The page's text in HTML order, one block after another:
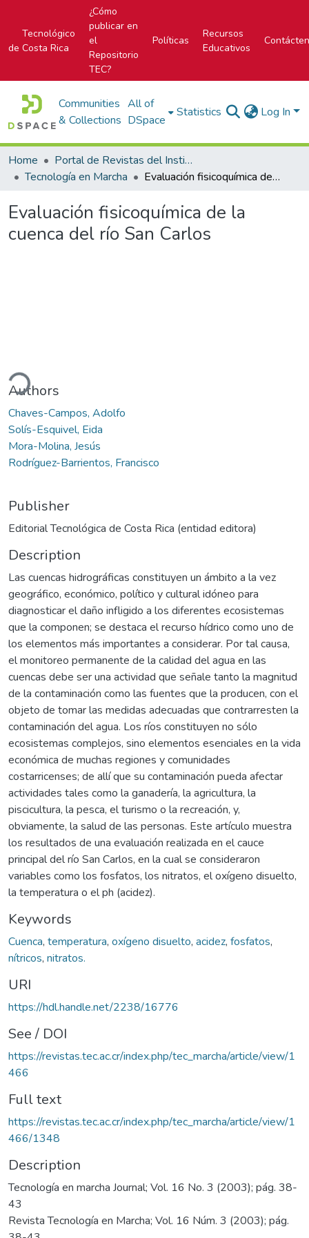
Tecnológico
de Costa Rica
¿Cómo
publicar en
el
Repositorio
TEC?
Políticas
Recursos
Educativos
Communities
& Collections
All of
DSpace
Statistics Log In
Home
Portal de Revistas del Instituto Tecnológico de Costa Rica
Tecnología en Marcha
Evaluación fisicoquímica de la cuenca del río San Carlos
Evaluación fisicoquímica de la
cuenca del río San Carlos
Authors
Chaves-Campos, Adolfo
Solís-Esquivel, Eida
Mora-Molina, Jesús
Rodríguez-Barrientos, Francisco
Publisher
Editorial Tecnológica de Costa Rica (entidad editora)
Description
Las cuencas hidrográficas constituyen un ámbito a la vez
geográfico, económico, político y cultural idóneo para
diagnosticar el daño infligido a los diferentes ecosistemas
que la componen; se destaca el recurso hídrico como uno de
los elementos más importantes a considerar. Por tal causa,
el monitoreo permanente de la calidad del agua en las
cuencas debe ser una actividad que señale tanto la magnitud
de la contaminación como las fuentes que la producen, con el
objeto de tomar las medidas adecuadas que contrarresten la
contaminación del agua. Los ríos constituyen no sólo
ecosistemas complejos, sino elementos esenciales en la vida
económica de muchas regiones y comunidades
costarricenses; de allí que su contaminación pueda afectar
actividades tales como la ganadería, la agricultura, la
piscicultura, la pesca, el turismo o la recreación, y,
obviamente, la salud de las personas. Este artículo muestra
los resultados de una evaluación realizada en el cauce
principal del río San Carlos, en la cual se consideraron
variables como los fosfatos, los nitratos, el oxígeno disuelto,
la temperatura o el ph (acidez).
Keywords
Cuenca, temperatura, oxígeno disuelto, acidez, fosfatos,
nítricos, nitratos.
URI
https://hdl.handle.net/2238/16776
See / DOI
https://revistas.tec.ac.cr/index.php/tec_marcha/article/view/1
466
Full text
https://revistas.tec.ac.cr/index.php/tec_marcha/article/view/1
466/1348
Description
Tecnología en marcha Journal; Vol. 16 No. 3 (2003); pág. 38-
43
Revista Tecnología en Marcha; Vol. 16 Núm. 3 (2003); pág.